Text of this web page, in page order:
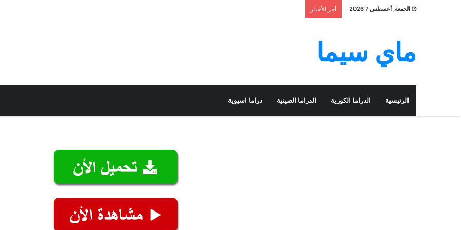
الجمعة, أغسطس 7 2026 أخر الأخبار
ماي سيما
الرئيسية الدراما الكورية الدراما الصينية دراما اسيوية